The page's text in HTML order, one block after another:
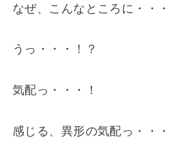
なぜ、こんなところに・・・
うっ・・・！？
気配っ・・・！
感じる、異形の気配っ・・・